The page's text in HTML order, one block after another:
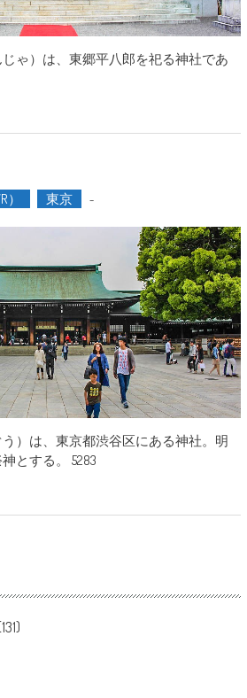
ゃ）は、東郷平八郎を祀る神社であ
東京 -
）は、東京都渋谷区にある神社。明
とする。 5283